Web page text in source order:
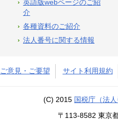
英語版webページのご紹
介
各種資料のご紹介
法人番号に関する情報
ご意見・ご要望 サイト利用規約
(C) 2015 国税庁（法
〒113-8582 東京